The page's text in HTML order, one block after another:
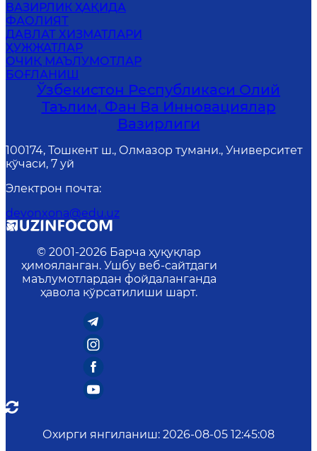
ВАЗИРЛИК ҲАҚИДА
ФАОЛИЯТ
ДАВЛАТ ХИЗМАТЛАРИ
ҲУЖЖАТЛАР
ОЧИҚ МАЪЛУМОТЛАР
БОҒЛАНИШ
Ўзбекистон Республикаси Олий
Таълим, Фан Ва Инновациялар
Вазирлиги
100174, Тошкент ш., Олмазор тумани., Университет
кўчаси, 7 уй
Электрон почта:
devonxona@edu.uz
© 2001-2026 Барча ҳуқуқлар
ҳимояланган. Ушбу веб-сайтдаги
маълумотлардан фойдаланганда
ҳавола кўрсатилиши шарт.
Охирги янгиланиш: 2026-08-05 12:45:08